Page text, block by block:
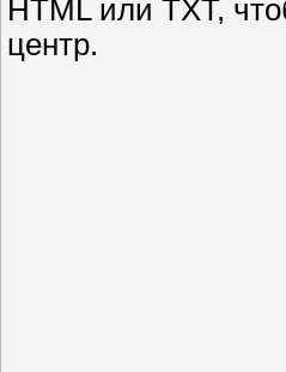
HTML или TXT,
центр.